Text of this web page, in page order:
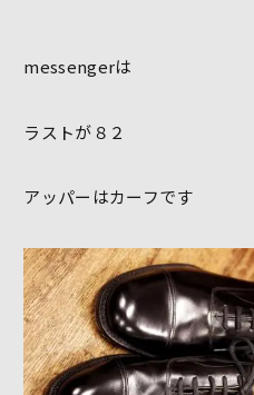
messengerは
ラストが８２
アッパーはカーフです